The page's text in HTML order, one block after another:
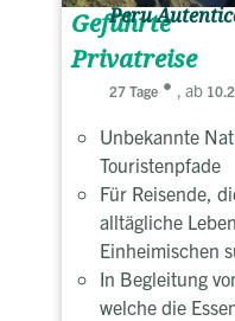
Geführte
Privatreise
Peru
27 Tage , ab
Unbekannte
Touristenpfade
Für Reisende,
alltägliche
Einheimischen
In Begleitung
welche die